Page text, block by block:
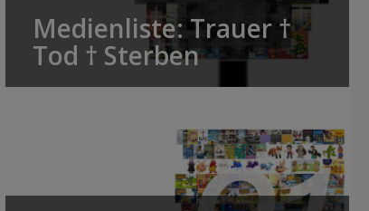
Medienliste: Trauer †
Tod † Sterben